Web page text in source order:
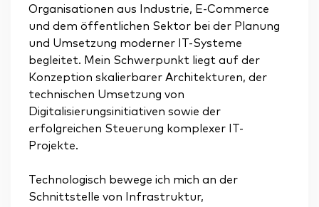
Organisationen aus Industrie, E-Commerce
und dem öffentlichen Sektor bei der Planung
und Umsetzung moderner IT-Systeme
begleitet. Mein Schwerpunkt liegt auf der
Konzeption skalierbarer Architekturen, der
technischen Umsetzung von
Digitalisierungsinitiativen sowie der
erfolgreichen Steuerung komplexer IT-
Projekte.
Technologisch bewege ich mich an der
Schnittstelle von Infrastruktur,